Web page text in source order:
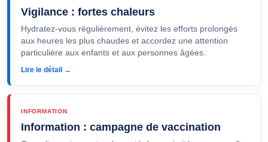
Vigilance : fortes chaleurs
Hydratez-vous régulièrement, évitez les efforts prolongés
aux heures les plus chaudes et accordez une attention
particulière aux enfants et aux personnes âgées.
Lire le détail →
INFORMATION
Information : campagne de vaccination